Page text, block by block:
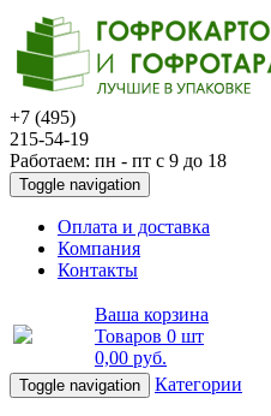
+7 (495)
215-54-19
Работаем: пн - пт с 9 до 18
Toggle navigation
Оплата и доставка
Компания
Контакты
Ваша корзина
Товаров 0 шт
0,00 руб.
Toggle navigation Категории